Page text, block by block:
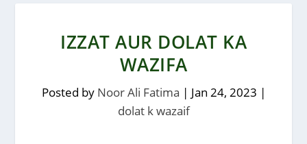
IZZAT AUR DOLAT KA
WAZIFA
Posted by Noor Ali Fatima | Jan 24, 2023 |
dolat k wazaif